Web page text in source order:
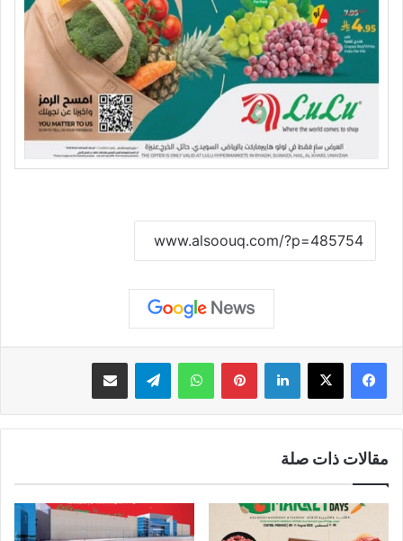
لينكدإن بينتيريستواتساب تيلقرام مشاركة عبر البريد
مقالات ذات صلة